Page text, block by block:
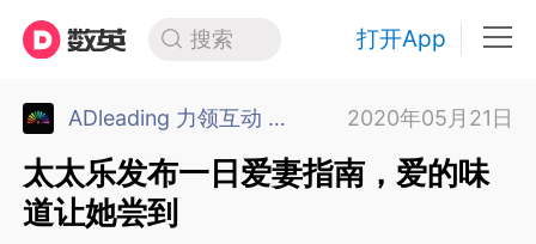
搜索 打开App
ADleading 力领互动 上海 2020年05月21日
太太乐发布一日爱妻指南，爱的味
道让她尝到